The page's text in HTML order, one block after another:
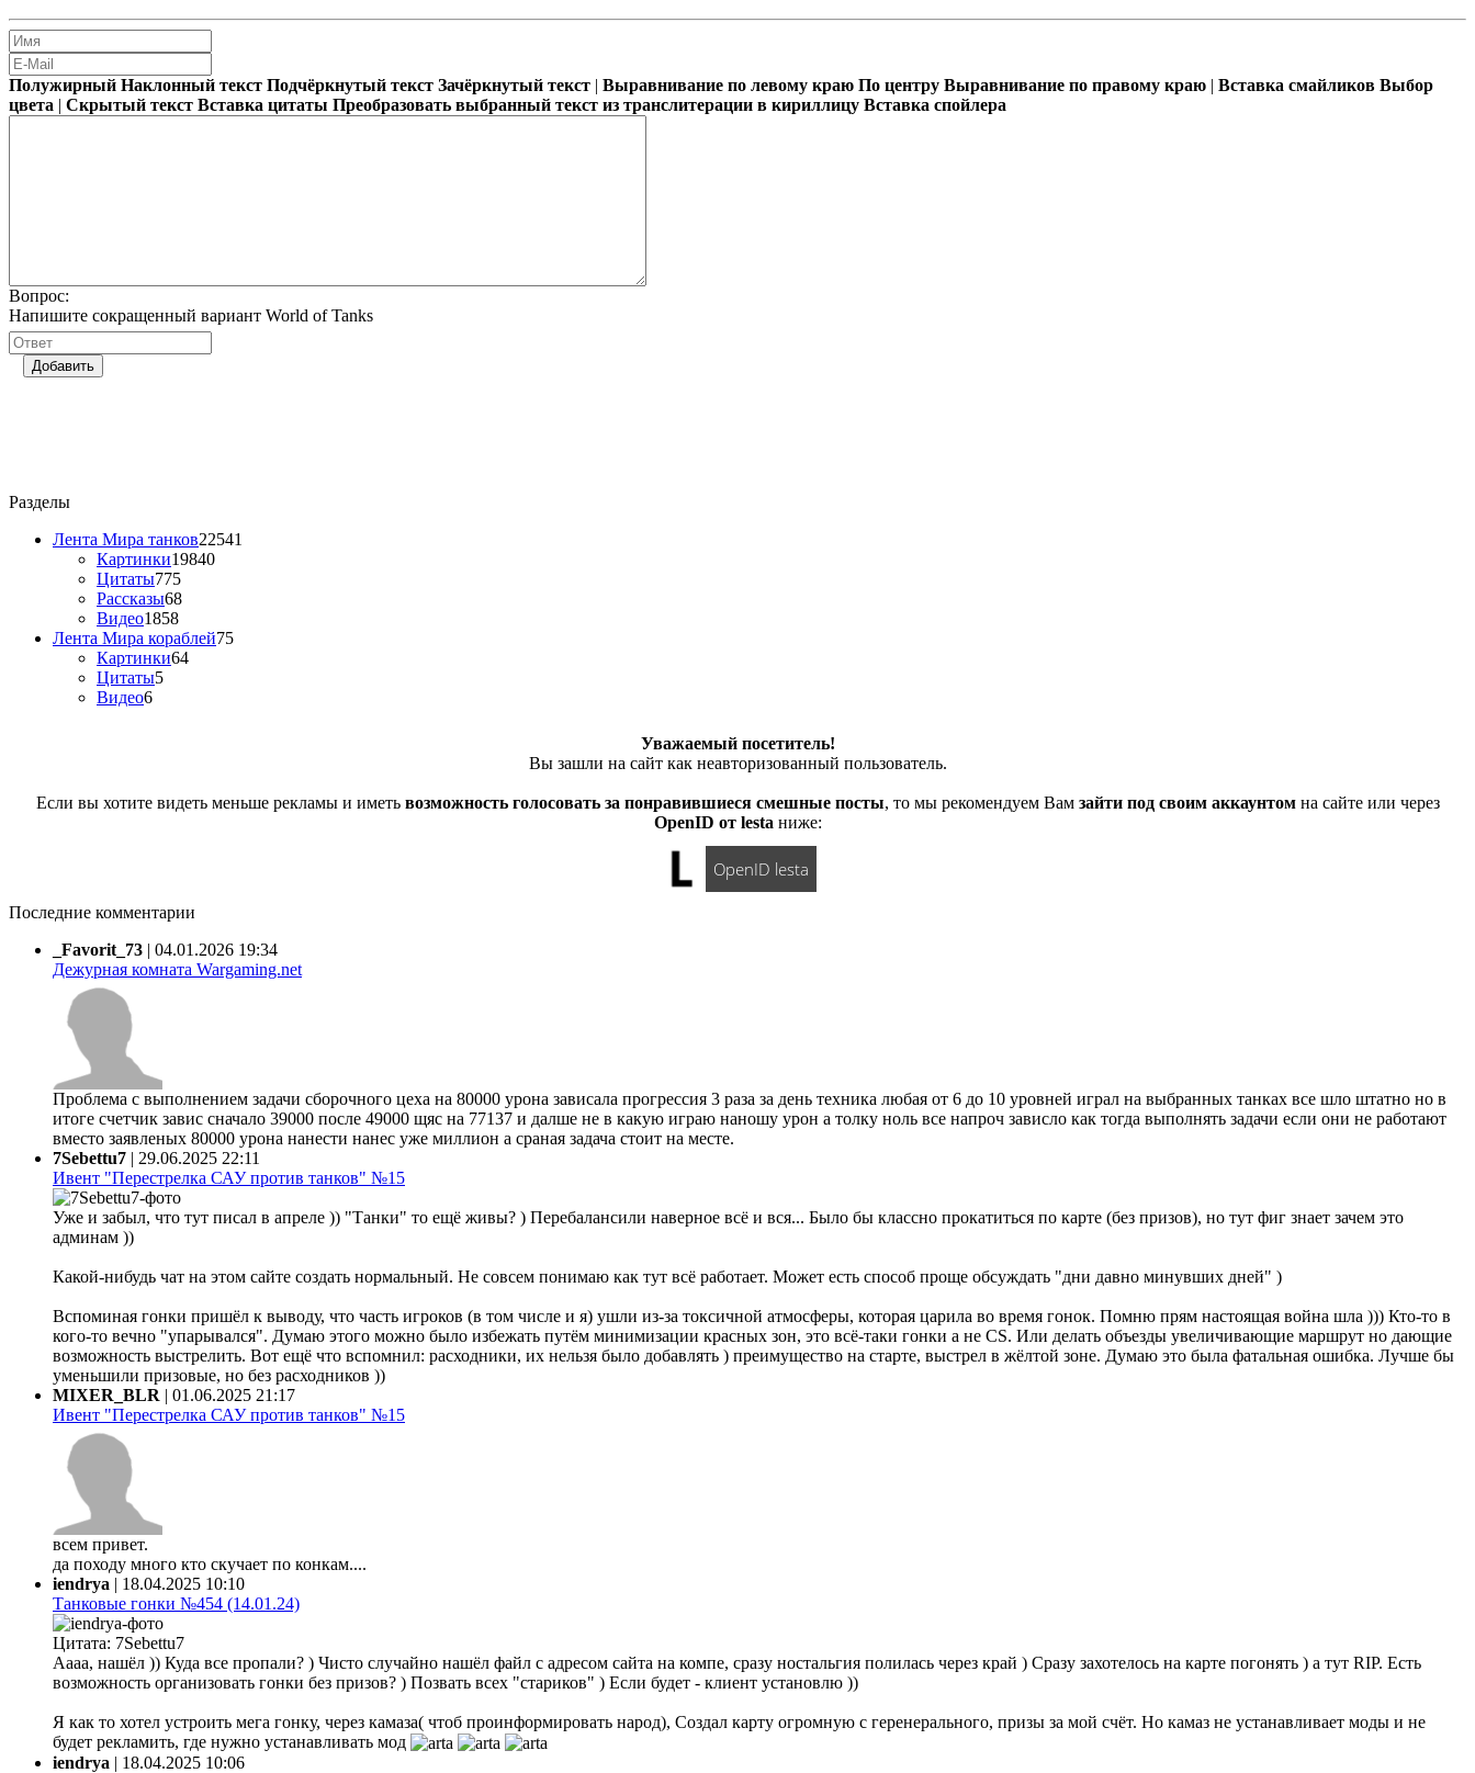
Полужирный Наклонный текст Подчёркнутый текст Зачёркнутый текст | Выравнивание по левому краю По центру Выравнивание по правому краю | Вставка смайликов Выбор
цвета | Скрытый текст Вставка цитаты Преобразовать выбранный текст из транслитерации в кириллицу Вставка спойлера
Вопрос:
Напишите сокращенный вариант World of Tanks
Добавить
Разделы
Лента Мира танков22541
Картинки19840
Цитаты775
Рассказы68
Видео1858
Лента Мира кораблей75
Картинки64
Цитаты5
Видео6
Уважаемый посетитель!
Вы зашли на сайт как неавторизованный пользователь.
Если вы хотите видеть меньше рекламы и иметь возможность голосовать за понравившиеся смешные посты, то мы рекомендуем Вам зайти под своим аккаунтомна сайте или через
OpenID от lesta ниже:
OpenID lesta
Последние комментарии
_Favorit_73 | 04.01.2026 19:34
Дежурная комната Wargaming.net
Проблема с выполнением задачи сборочного цеха на 80000 урона зависала прогрессия 3 раза за день техника любая от 6 до 10 уровней играл на выбранных танках все шло штатно но в
итоге счетчик завис сначало 39000 после 49000 щяс на 77137 и далше не в какую играю наношу урон а толку ноль все напроч зависло как тогда выполнять задачи если они не работают
вместо заявленых 80000 урона нанести нанес уже миллион а сраная задача стоит на месте.
7Sebettu7 | 29.06.2025 22:11
Ивент "Перестрелка САУ против танков" №15
Уже и забыл, что тут писал в апреле )) "Танки" то ещё живы? ) Перебалансили наверное всё и вся... Было бы классно прокатиться по карте (без призов), но тут фиг знает зачем это
админам ))
Какой-нибудь чат на этом сайте создать нормальный. Не совсем понимаю как тут всё работает. Может есть способ проще обсуждать "дни давно минувших дней" )
Вспоминая гонки пришёл к выводу, что часть игроков (в том числе и я) ушли из-за токсичной атмосферы, которая царила во время гонок. Помню прям настоящая война шла ))) Кто-то в
кого-то вечно "упарывался". Думаю этого можно было избежать путём минимизации красных зон, это всё-таки гонки а не CS. Или делать объезды увеличивающие маршрут но дающие
возможность выстрелить. Вот ещё что вспомнил: расходники, их нельзя было добавлять ) преимущество на старте, выстрел в жёлтой зоне. Думаю это была фатальная ошибка. Лучше бы
уменьшили призовые, но без расходников ))
MIXER_BLR | 01.06.2025 21:17
Ивент "Перестрелка САУ против танков" №15
всем привет.
да походу много кто скучает по конкам....
iendrya | 18.04.2025 10:10
Танковые гонки №454 (14.01.24)
Цитата: 7Sebettu7
Аааа, нашёл )) Куда все пропали? ) Чисто случайно нашёл файл с адресом сайта на компе, сразу ностальгия полилась через край ) Сразу захотелось на карте погонять ) а тут RIP. Есть
возможность организовать гонки без призов? ) Позвать всех "стариков" ) Если будет - клиент установлю ))
Я как то хотел устроить мега гонку, через камаза( чтоб проинформировать народ), Создал карту огромную с геренерального, призы за мой счёт. Но камаз не устанавливает моды и не
будет рекламить, где нужно устанавливать мод
iendrya | 18.04.2025 10:06